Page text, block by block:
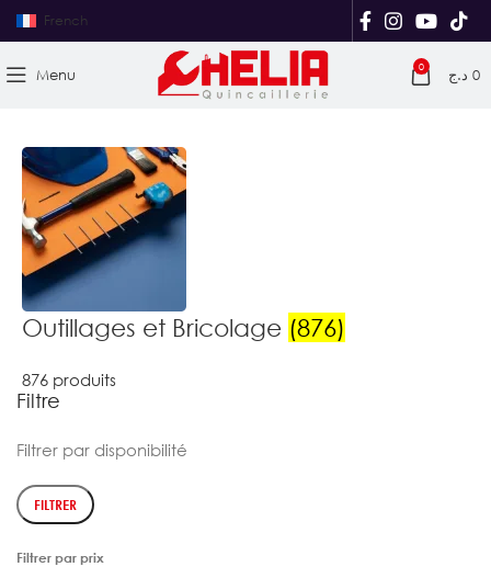
French
Menu 0 0 د.ج
Outillages et Bricolage (876)
876 produits
Filtre
Filtrer par disponibilité
FILTRER
Filtrer par prix